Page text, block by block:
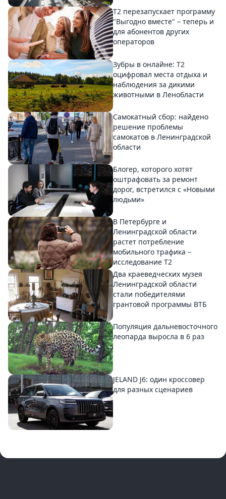
Т2 перезапускает программу
"Выгодно вместе" – теперь и
для абонентов других
операторов
Зубры в онлайне: Т2
оцифровал места отдыха и
наблюдения за дикими
животными в Ленобласти
Самокатный сбор: найдено
решение проблемы
самокатов в Ленинградской
области
Блогер, которого хотят
оштрафовать за ремонт
дорог, встретился с «Новыми
людьми»
В Петербурге и
Ленинградской области
растет потребление
мобильного трафика –
исследование T2
Два краеведческих музея
Ленинградской области
стали победителями
грантовой программы ВТБ
Популяция дальневосточного
леопарда выросла в 6 раз
JELAND J6: один кроссовер
для разных сценариев